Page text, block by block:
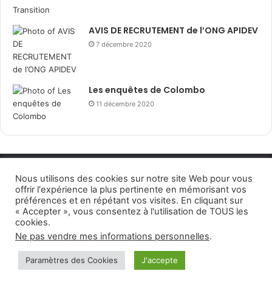
AVIS DE RECRUTEMENT de l’ONG APIDEV
7 décembre 2020
Les enquêtes de Colombo
11 décembre 2020
Nous utilisons des cookies sur notre site Web pour vous
offrir l'expérience la plus pertinente en mémorisant vos
préférences et en répétant vos visites. En cliquant sur
« Accepter », vous consentez à l'utilisation de TOUS les
cookies.
Ne pas vendre mes informations personnelles.
Paramètres des Cookies J'accepte